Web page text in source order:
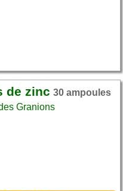
de zinc 30 ampoules
Granions